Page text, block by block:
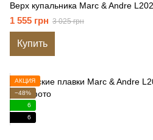
Верх купальника Marc & Andre
1 555 грн 3 025 грн
Купить
АКЦИЯ
−48%
6
6